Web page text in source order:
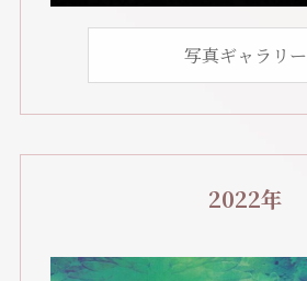
写真ギャラリー
2022年